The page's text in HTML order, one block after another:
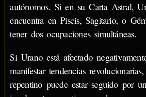
autónomos. Si en su Carta Astral,
encuentra en Piscis, Sagitario, o
tener dos ocupaciones simultáneas.
Si Urano está afectado
manifestar tendencias
repentino puede estar seguido por